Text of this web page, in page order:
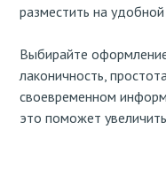
разместить на удобной
Выбирайте
лаконичность,
своевременном
это поможет